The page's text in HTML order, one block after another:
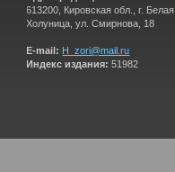
613200, Кировская обл., г. Белая
Холуница, ул. Смирнова, 18
E-mail: H_zori@mail.ru
Индекс издания: 51982